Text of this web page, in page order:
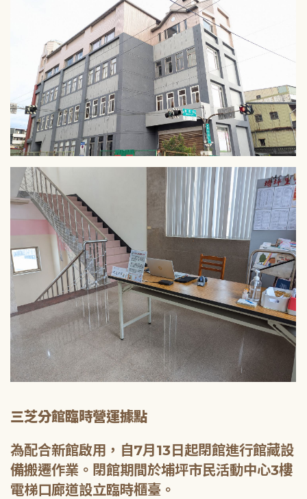
三芝分館臨時營運據點
為配合新館啟用，自7月13日起閉館進行館藏設
備搬遷作業。閉館期間於埔坪市民活動中心3樓
電梯口廊道設立臨時櫃臺。